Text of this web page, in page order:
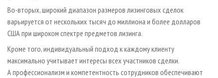
Во-вторых, широкий диапазон размеров лизинговых сделок
варьируется от нескольких тысяч до миллиона и более долларов
США при широком спектре предметов лизинга.
Кроме того, индивидуальный подход к каждому клиенту
максимально учитывает интересы всех участников сделки.
А профессионализм и компетентность сотрудников обеспечивают